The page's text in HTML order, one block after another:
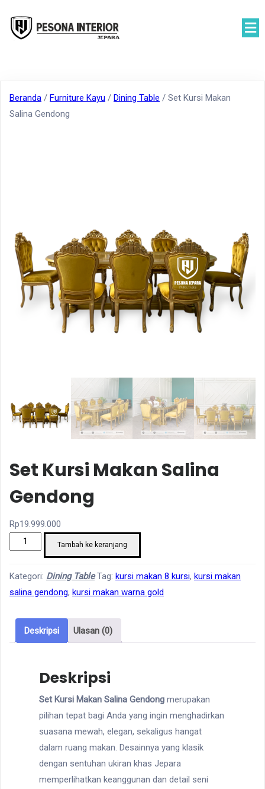
Beranda / Furniture Kayu / Dining Table / Set Kursi Makan
Salina Gendong
Set Kursi Makan Salina
Gendong
Rp19.999.000
Kuantitas
Kursi
Makan
Gendong
Tambah ke keranjang
Kategori: Dining Table Tag: kursi makan 8 kursi, kursi makan
salina gendong, kursi makan warna gold
Deskripsi Ulasan (0)
Deskripsi
Set Kursi Makan Salina Gendong merupakan
pilihan tepat bagi Anda yang ingin menghadirkan
suasana mewah, elegan, sekaligus hangat
dalam ruang makan. Desainnya yang klasik
dengan sentuhan ukiran khas Jepara
memperlihatkan keanggunan dan detail seni